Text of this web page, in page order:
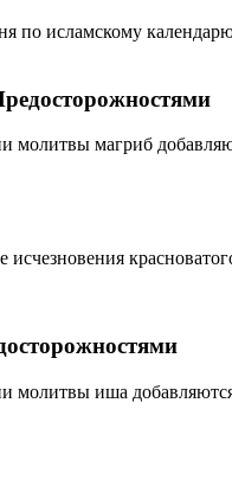
по исламскому
молитвы магриб
молитвы иша